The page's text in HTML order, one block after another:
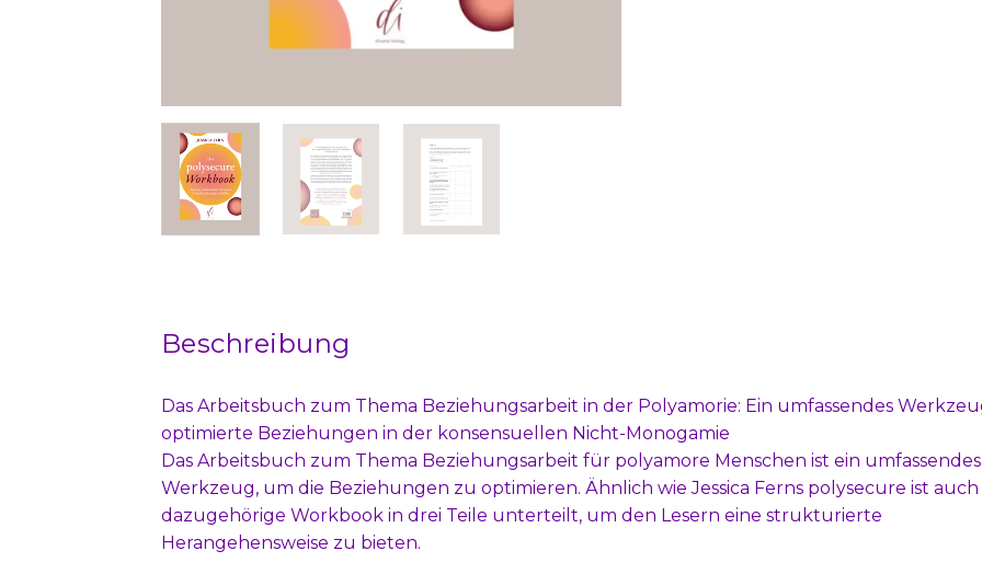
Beschreibung
Das Arbeitsbuch zum Thema Beziehungsarbeit in der Polyamorie: Ein umfassendes
optimierte Beziehungen in der konsensuellen Nicht-Monogamie
Das Arbeitsbuch zum Thema Beziehungsarbeit für polyamore Menschen ist ein umfassendes
Werkzeug, um die Beziehungen zu optimieren. Ähnlich wie Jessica Ferns polysecure ist auch
dazugehörige Workbook in drei Teile unterteilt, um den Lesern eine strukturierte
Herangehensweise zu bieten.